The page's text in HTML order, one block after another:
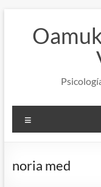
contenido
noria med